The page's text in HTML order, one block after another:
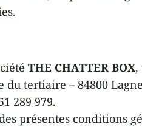
THE CHATTER BOX,
du tertiaire – 84800
289 979.
présentes conditions